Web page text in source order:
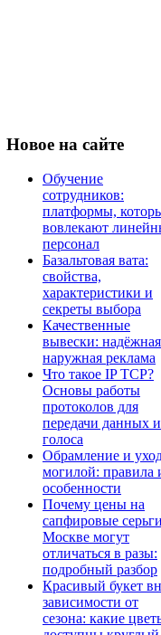
Новое на сайте
Обучение
сотрудников:
платформы,
вовлекают
персонал
Базальтовая вата:
свойства,
характеристики и
секреты выбора
Качественные
вывески: надёжная
наружная реклама
Что такое IP TCP?
Основы работы
протоколов для
передачи данных и
голоса
Обрамление и
могилой: правила
особенности
Почему цены на
сапфировые
Москве могут
отличаться в разы:
подробный разбор
Красивый букет
зависимости от
сезона: какие